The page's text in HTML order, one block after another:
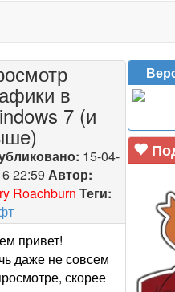
в
7 (и
15-04-
22:59 Автор:
Roachburn Теги:
привет!
даже не совсем
скорее